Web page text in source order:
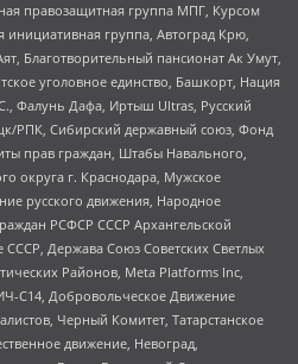
правозащитная группа МПГ, Курсом
инициативная группа, Автоград Крю,
Благотворительный пансионат Ак Умут,
уголовное единство, Башкорт, Нация
Фалунь Дафа, Иртыш Ultras, Русский
РПК, Сибирский державный союз, Фонд
прав граждан, Штабы Навального,
округа г. Краснодара, Мужское
русского движения, Народное
РСФСР СССР Архангельской
Держава Союз Советских Светлых
Районов, Meta Platforms Inc,
С14, Добровольческое Движение
Черный Комитет, Татарстанское
движение, Невоград,